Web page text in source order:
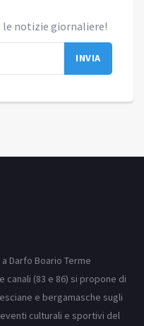
notizie giornaliere!
Darfo Boario Terme
canali (83 e 86) si propone di
e bergamasche sugli
culturali e sportivi del